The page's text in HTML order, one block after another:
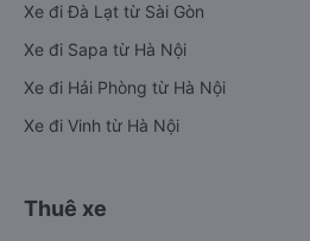
Xe đi Đà Lạt từ Sài Gòn
Xe đi Sapa từ Hà Nội
Xe đi Hải Phòng từ Hà Nội
Xe đi Vinh từ Hà Nội
Thuê xe